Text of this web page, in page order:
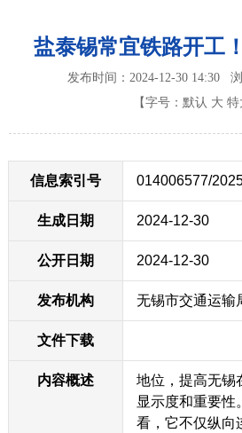
盐泰锡常宜铁路开工
发布时间：2024-12-30 14:30
【字号： 默认 大 特
信息索引号 014006577/
生成日期 2024-12-30
公开日期 2024-12-30
发布机构 无锡市交通运输
文件下载
内容概述
地位，提高无锡
显示度和重要性
看，它不仅纵向